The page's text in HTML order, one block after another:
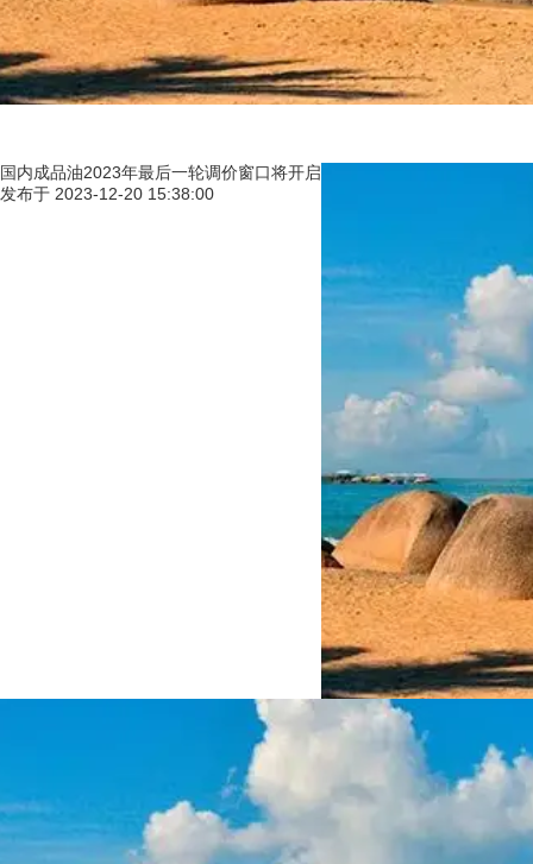
国内成品油2023年最后一轮调价窗口将开启
发布于 2023-12-20 15:38:00